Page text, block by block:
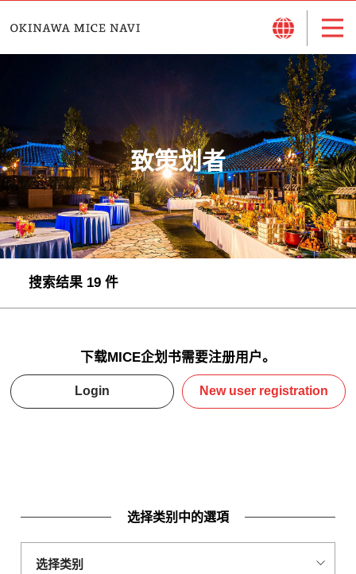
致策划者
搜索结果 19 件
下载MICE企划书需要注册用户。
Login New user registration
选择类别中的選項